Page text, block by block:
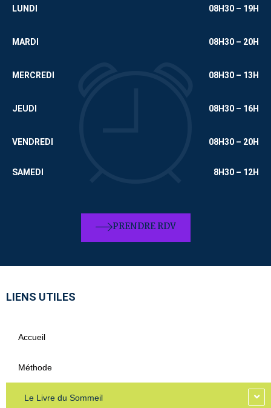
LUNDI 08H30 – 19H
MARDI 08H30 – 20H
MERCREDI 08H30 – 13H
JEUDI 08H30 – 16H
VENDREDI 08H30 – 20H
SAMEDI 8H30 – 12H
PRENDRE RDV
LIENS UTILES
Accueil
Méthode
Le Livre du Sommeil